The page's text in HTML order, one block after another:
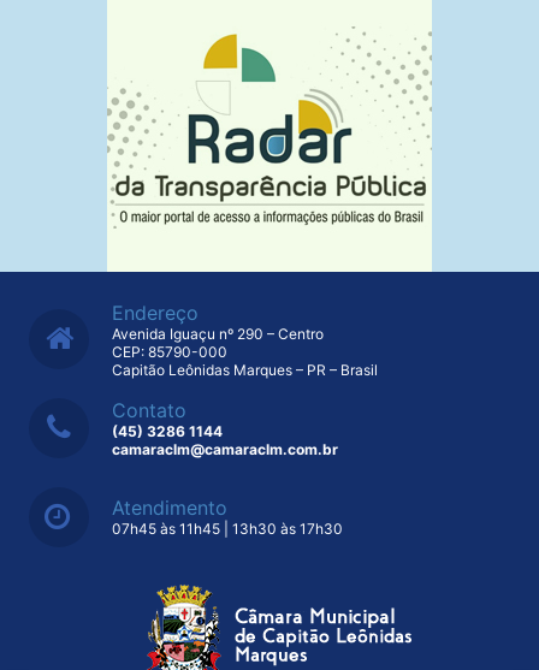
Endereço
Avenida Iguaçu nº 290 – Centro
CEP: 85790-000
Capitão Leônidas Marques – PR – Brasil
Contato
(45) 3286 1144
camaraclm@camaraclm.com.br
Atendimento
07h45 às 11h45 | 13h30 às 17h30